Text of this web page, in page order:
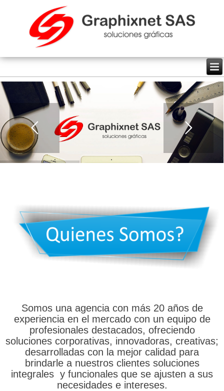
Somos una agencia con más 20 años de
experiencia en el mercado con un equipo de
profesionales destacados, ofreciendo
soluciones corporativas, innovadoras, creativas;
desarrolladas con la mejor calidad para
brindarle a nuestros clientes soluciones
integrales y funcionales que se ajusten a sus
necesidades e intereses.